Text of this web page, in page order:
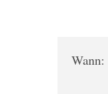
Wann: